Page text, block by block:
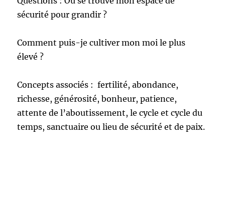
sécurité pour grandir ?
Comment puis-je cultiver mon moi le plus
élevé ?
Concepts associés : fertilité, abondance,
richesse, générosité, bonheur, patience,
attente de l’aboutissement, le cycle et cycle du
temps, sanctuaire ou lieu de sécurité et de paix.